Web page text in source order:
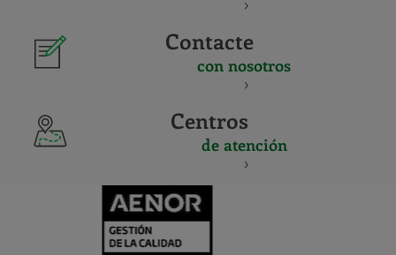
Contacte
con nosotros
Centros
de atención